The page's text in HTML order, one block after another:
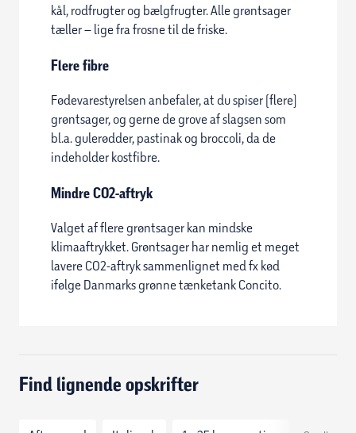
kål, rodfrugter og bælgfrugter. Alle grøntsager
tæller – lige fra frosne til de friske.
Flere fibre
Fødevarestyrelsen anbefaler, at du spiser (flere)
grøntsager, og gerne de grove af slagsen som
bl.a. gulerødder, pastinak og broccoli, da de
indeholder kostfibre.
Mindre CO2-aftryk
Valget af flere grøntsager kan mindske
klimaaftrykket. Grøntsager har nemlig et meget
lavere CO2-aftryk sammenlignet med fx kød
ifølge Danmarks grønne tænketank Concito.
Find lignende opskrifter